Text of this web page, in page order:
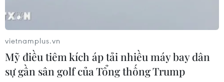
vietnamplus.vn
Mỹ điều tiêm kích áp tải nhiều máy bay dân
sự gần sân golf của Tổng thống Trump